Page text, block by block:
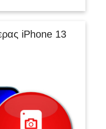
iPhone 13